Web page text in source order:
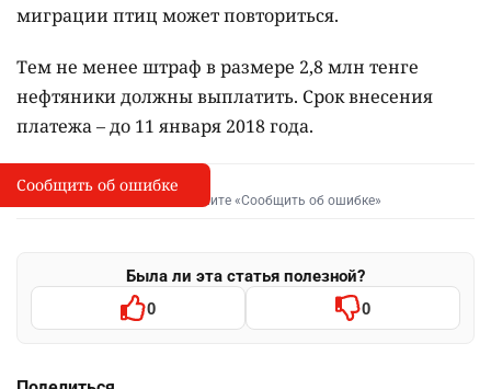
миграции птиц может повториться.
Тем не менее штраф в размере 2,8 млн тенге
нефтяники должны выплатить. Срок внесения
платежа – до 11 января 2018 года.
I
Сообщить об опечатке
Выделите фрагмент и нажмите «Сообщить об ошибке»
Была ли эта статья полезной?
0 0
Сообщить об ошибке